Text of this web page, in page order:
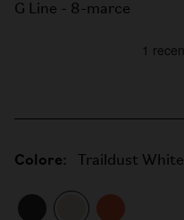
G Line - 8-marce
Colore: Traildust White